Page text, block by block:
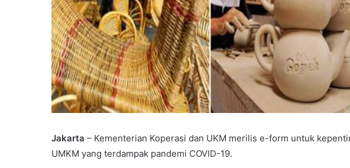
Jakarta – Kementerian Koperasi dan UKM merilis e-form untuk
UMKM yang terdampak pandemi COVID-19.